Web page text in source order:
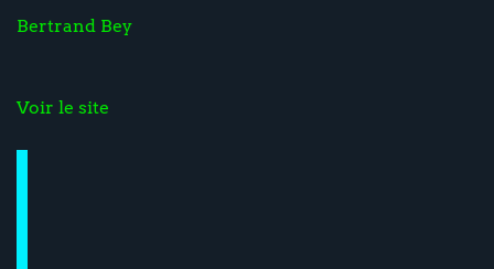
Bertrand Bey
Voir le site